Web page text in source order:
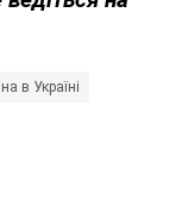
в Україні